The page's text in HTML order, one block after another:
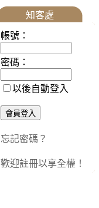
知客處
帳號：
密碼：
以後自動登入
忘記密碼？
歡迎註冊以享全權！